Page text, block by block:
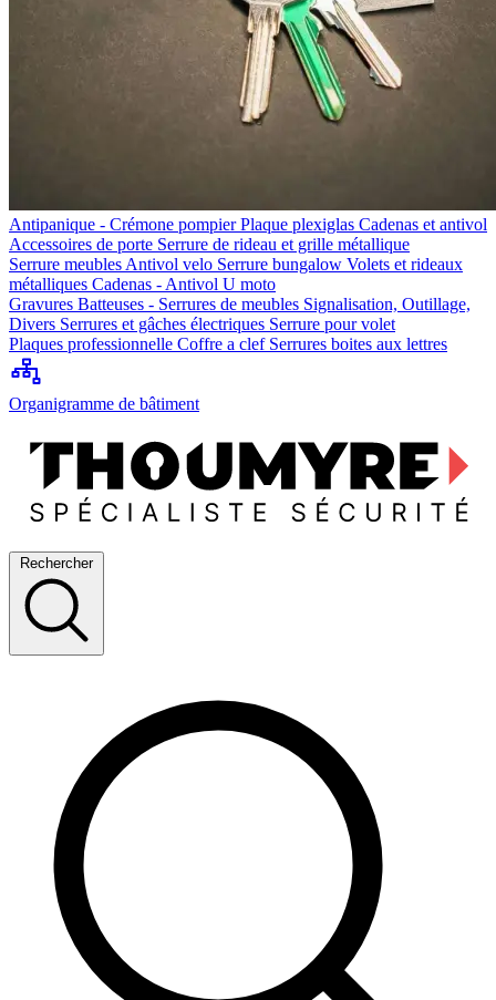
Antipanique - Crémone pompierPlaque plexiglas Cadenas et antivol
Accessoires de porte Serrure de rideau et grille métallique
Serrure meubles Antivol velo Serrure bungalow Volets et rideaux
métalliques Cadenas - Antivol U moto
Gravures Batteuses - Serrures de meubles Signalisation, Outillage,
Divers Serrures et gâches électriques Serrure pour volet
Plaques professionnelle Coffre a clef Serrures boites aux lettres
Organigramme de bâtiment
Rechercher